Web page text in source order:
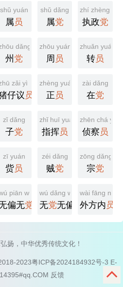
shǔ yuán
属 员
shǔ dǎng
属党
zhí zhèng
执政党
dǎng
州 党
zhōu yuán
周 员
zhuǎn yuán
转员
zǎi yì yuán
仔议 员
zhèng yuán
正 员
zài dǎng
在党
zǐ dǎng
子党
zhǐ huī yuán
指挥员
zhēn chá
侦察 员
zī yuán
赀员
zéi dǎng
贼党
zōng dǎng
宗党
piān wú dǎng
偏无党
wú dǎng wú piān
无党无偏
wài fāng nèi
外方内 员
扬，中华优秀传统文化！
2023粤ICP备2024184932号-3 E-
反馈